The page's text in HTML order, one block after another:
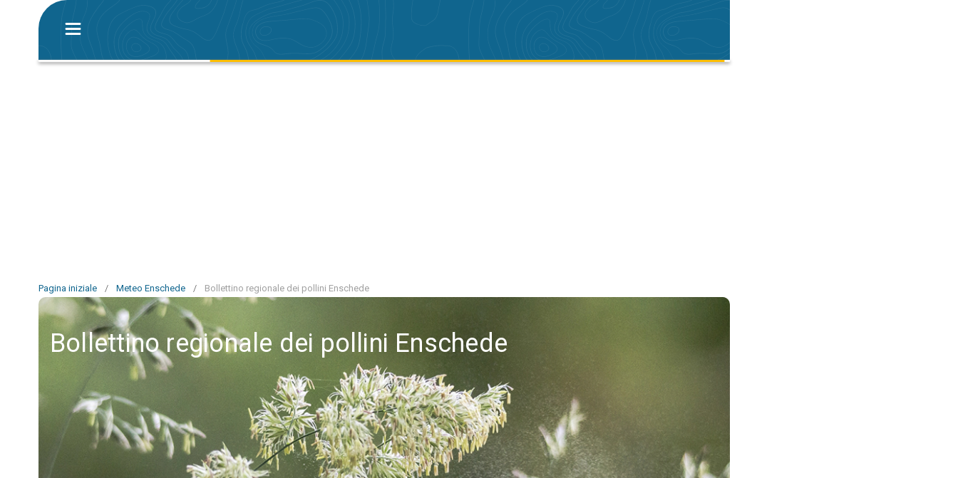
Pagina iniziale / Meteo Enschede / Bollettino regionale dei pollini Enschede
Bollettino regionale dei pollini Enschede